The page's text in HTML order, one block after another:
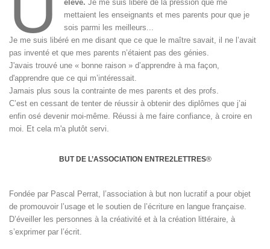
élève.Je me suis libéré de la pression que me
mettaient les enseignants et mes parents pour que je
sois parmi les meilleurs...
Je me suis libéré en me disant que ce que le maître savait, il ne l’avait
pas inventé et que mes parents n’étaient pas des génies.
J'avais trouvé une « bonne raison » d’apprendre à ma façon,
d'apprendre que ce qui m’intéressait.
Jamais plus sous la contrainte de mes parents et des profs.
C’est en cessant de tenter de réussir à obtenir des diplômes que j’ai
enfin osé devenir moi-même. Réussi à me faire confiance, à croire en
moi. Et cela m'a plutôt servi.
BUT DE L’ASSOCIATION ENTRE2LETTRES®
Fondée par Pascal Perrat, l’association à but non lucratif a pour objet
de promouvoir l’usage et le soutien de l’écriture en langue française.
D’éveiller les personnes à la créativité et à la création littéraire, à
s’exprimer par l’écrit.